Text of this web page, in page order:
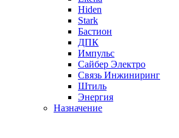
Hiden
Stark
Бастион
ДПК
Импульс
Сайбер Электро
Связь Инжиниринг
Штиль
Энергия
Назначение